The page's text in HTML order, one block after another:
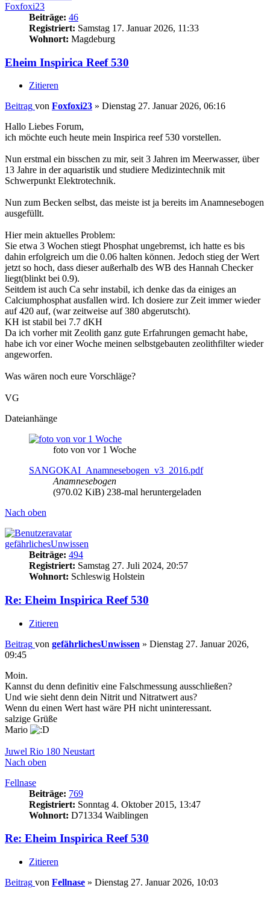
Foxfoxi23
Beiträge: 46
Registriert: Samstag 17. Januar 2026, 11:33
Wohnort: Magdeburg
Eheim Inspirica Reef 530
Zitieren
Beitrag von Foxfoxi23 » Dienstag 27. Januar 2026, 06:16
Hallo Liebes Forum,
ich möchte euch heute mein Inspirica reef 530 vorstellen.
Nun erstmal ein bisschen zu mir, seit 3 Jahren im Meerwasser, über
13 Jahre in der aquaristik und studiere Medizintechnik mit
Schwerpunkt Elektrotechnik.
Nun zum Becken selbst, das meiste ist ja bereits im Anamnesebogen
ausgefüllt.
Hier mein aktuelles Problem:
Sie etwa 3 Wochen stiegt Phosphat ungebremst, ich hatte es bis
dahin erfolgreich um die 0.06 halten können. Jedoch stieg der Wert
jetzt so hoch, dass dieser außerhalb des WB des Hannah Checker
liegt(blinkt bei 0.9).
Seitdem ist auch Ca sehr instabil, ich denke das da einiges an
Calciumphosphat ausfallen wird. Ich dosiere zur Zeit immer wieder
auf 420 auf, (war zeitweise auf 380 abgerutscht).
KH ist stabil bei 7.7 dKH
Da ich vorher mit Zeolith ganz gute Erfahrungen gemacht habe,
habe ich vor einer Woche meinen selbstgebauten zeolithfilter wieder
angeworfen.
Was wären noch eure Vorschläge?
VG
Dateianhänge
foto von vor 1 Woche
SANGOKAI_Anamnesebogen_v3_2016.pdf
Anamnesebogen
(970.02 KiB) 238-mal heruntergeladen
Nach oben
gefährlichesUnwissen
Beiträge: 494
Registriert: Samstag 27. Juli 2024, 20:57
Wohnort: Schleswig Holstein
Re: Eheim Inspirica Reef 530
Zitieren
Beitrag von gefährlichesUnwissen » Dienstag 27. Januar 2026,
09:45
Moin.
Kannst du denn definitiv eine Falschmessung ausschließen?
Und wie sieht denn dein Nitrit und Nitratwert aus?
Wenn du einen Wert hast wäre PH nicht uninteressant.
salzige Grüße
Mario
Juwel Rio 180 Neustart
Nach oben
Fellnase
Beiträge: 769
Registriert: Sonntag 4. Oktober 2015, 13:47
Wohnort: D71334 Waiblingen
Re: Eheim Inspirica Reef 530
Zitieren
Beitrag von Fellnase » Dienstag 27. Januar 2026, 10:03